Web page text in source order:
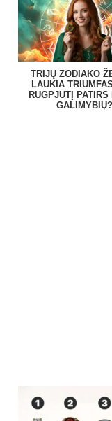
TRIJŲ ZODIAKO
LAUKIA
RUGPJŪTĮ PATIRS
GALIMYBIŲ?